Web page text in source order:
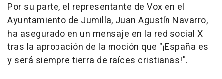
Por su parte, el representante de Vox en el
Ayuntamiento de Jumilla, Juan Agustín Navarro,
ha asegurado en un mensaje en la red social X
tras la aprobación de la moción que "¡España es
y será siempre tierra de raíces cristianas!".